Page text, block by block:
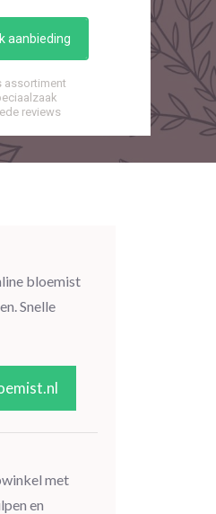
aanbieding
assortiment
reviews
bloemist
Snelle
met
en